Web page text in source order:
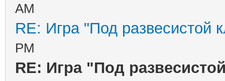
AM
RE: Игра "Под развесистой
PM
RE: Игра "Под